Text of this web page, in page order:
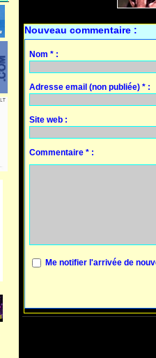
Nouveau commentaire :
Nom * :
Adresse email (non publiée) * :
Site web :
Commentaire * :
Me notifier l'arrivée de